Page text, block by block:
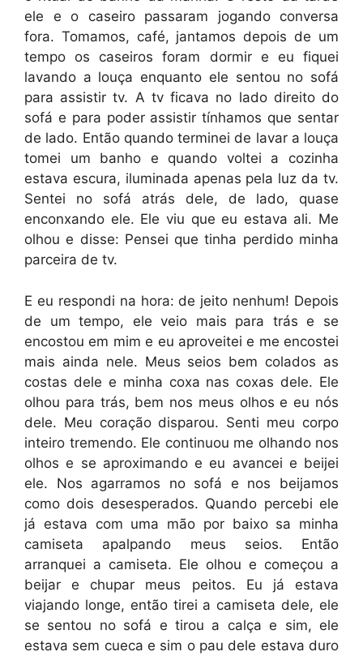
ele e o caseiro passaram jogando conversa
fora. Tomamos, café, jantamos depois de um
tempo os caseiros foram dormir e eu fiquei
lavando a louça enquanto ele sentou no sofá
para assistir tv. A tv ficava no lado direito do
sofá e para poder assistir tínhamos que sentar
de lado. Então quando terminei de lavar a louça
tomei um banho e quando voltei a cozinha
estava escura, iluminada apenas pela luz da tv.
Sentei no sofá atrás dele, de lado, quase
enconxando ele. Ele viu que eu estava ali. Me
olhou e disse: Pensei que tinha perdido minha
parceira de tv.
E eu respondi na hora: de jeito nenhum! Depois
de um tempo, ele veio mais para trás e se
encostou em mim e eu aproveitei e me encostei
mais ainda nele. Meus seios bem colados as
costas dele e minha coxa nas coxas dele. Ele
olhou para trás, bem nos meus olhos e eu nós
dele. Meu coração disparou. Senti meu corpo
inteiro tremendo. Ele continuou me olhando nos
olhos e se aproximando e eu avancei e beijei
ele. Nos agarramos no sofá e nos beijamos
como dois desesperados. Quando percebi ele
já estava com uma mão por baixo sa minha
camiseta apalpando meus seios. Então
arranquei a camiseta. Ele olhou e começou a
beijar e chupar meus peitos. Eu já estava
viajando longe, então tirei a camiseta dele, ele
se sentou no sofá e tirou a calça e sim, ele
estava sem cueca e sim o pau dele estava duro